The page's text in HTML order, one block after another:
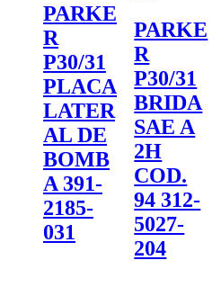
PARKE
R
P30/31
PLACA
LATER
AL DE
BOMB
A 391-
2185-
031
PARKE
R
P30/31
BRIDA
SAE A
2H
COD.
94 312-
5027-
204